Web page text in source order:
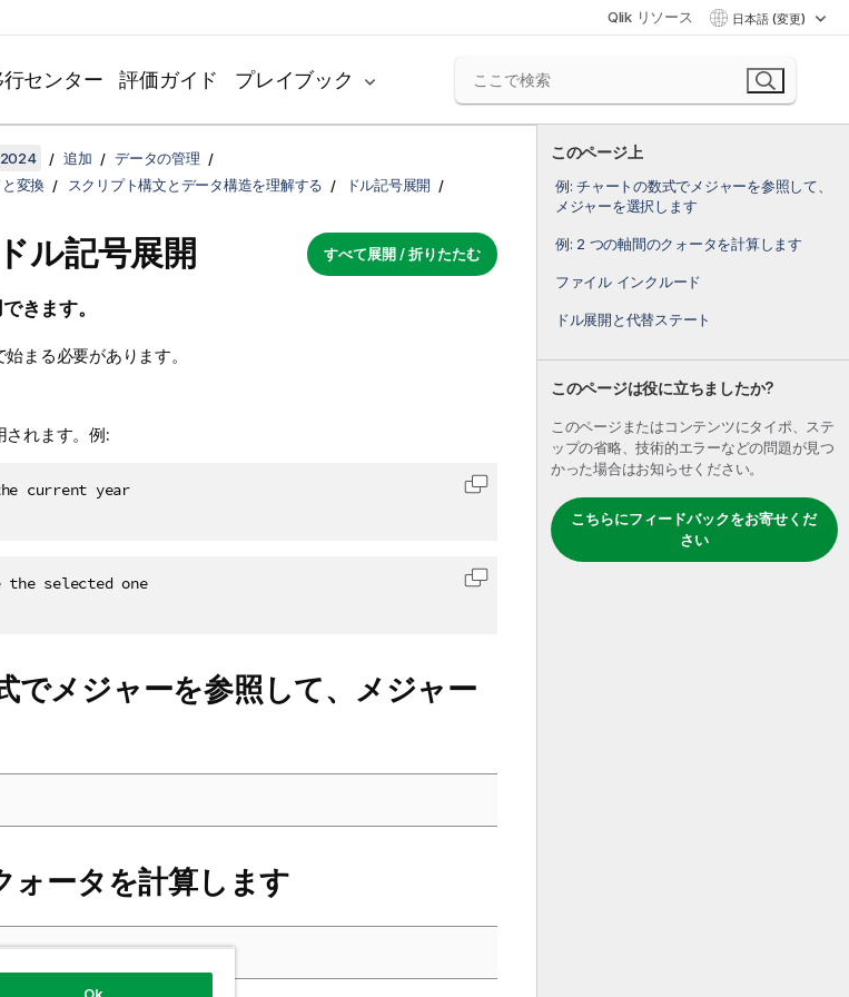
Qlik リソース 日本語 (変更)
行センター 評価ガイド プレイブック
このページ上
例: チャートの数式でメジャーを参照して、
メジャーを選択します
例: 2 つの軸間のクォータを計算します
ファイル インクルード
ドル展開と代替ステート
このページは役に立ちましたか?
このページまたはコンテンツにタイポ、ステ
ップの省略、技術的エラーなどの問題が見つ
かった場合はお知らせください。
こちらにフィードバックをお寄せくだ
さい
追加
データの管理
変換
スクリプト構文とデータ構造を理解する ドル記号展開
すべて展開 / 折りたたむ
ル記号展開
きます。
まる必要があります。
されます。例:
current year
コードをクリップボードにコピーします
selected one
コードをクリップボードにコピーします
でメジャーを参照して、メジャー
ォータを計算します